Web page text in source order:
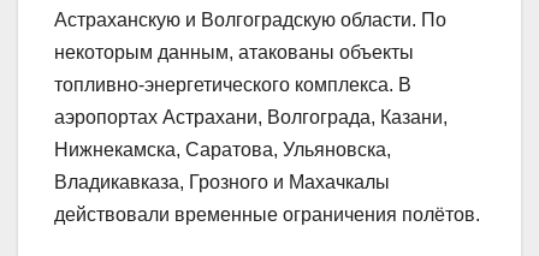
Астраханскую и Волгоградскую области. По
некоторым данным, атакованы объекты
топливно-энергетического комплекса. В
аэропортах Астрахани, Волгограда, Казани,
Нижнекамска, Саратова, Ульяновска,
Владикавказа, Грозного и Махачкалы
действовали временные ограничения полётов.